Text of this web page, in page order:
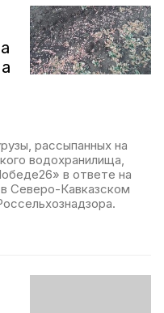
рассыпанных на
водохранилища,
в ответе на
Северо-Кавказском